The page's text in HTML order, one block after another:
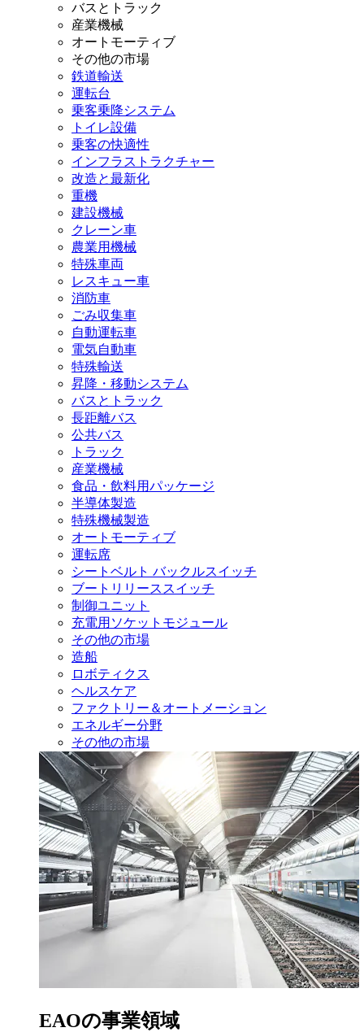
バスとトラック
産業機械
オートモーティブ
その他の市場
鉄道輸送
運転台
乗客乗降システム
トイレ設備
乗客の快適性
インフラストラクチャー
改造と最新化
重機
建設機械
クレーン車
農業用機械
特殊車両
レスキュー車
消防車
ごみ収集車
自動運転車
電気自動車
特殊輸送
昇降・移動システム
バスとトラック
長距離バス
公共バス
トラック
産業機械
食品・飲料用パッケージ
半導体製造
特殊機械製造
オートモーティブ
運転席
シートベルト バックルスイッチ
ブートリリーススイッチ
制御ユニット
充電用ソケットモジュール
その他の市場
造船
ロボティクス
ヘルスケア
ファクトリー＆オートメーション
エネルギー分野
その他の市場
EAOの事業領域